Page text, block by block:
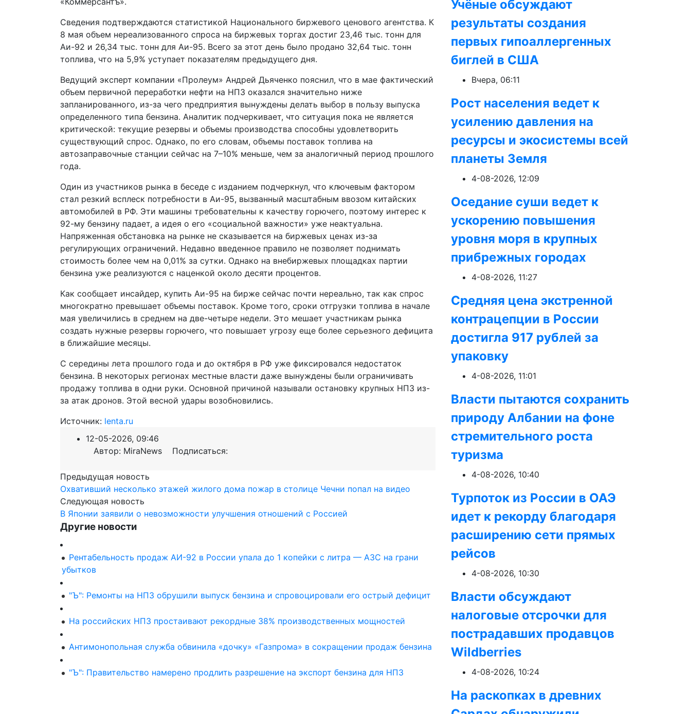
Сведения подтверждаются статистикой Национального биржевого ценового агентства. К
8 мая объем нереализованного спроса на биржевых торгах достиг 23,46 тыс. тонн для
Аи-92 и 26,34 тыс. тонн для Аи-95. Всего за этот день было продано 32,64 тыс. тонн
топлива, что на 5,9% уступает показателям предыдущего дня.
Ведущий эксперт компании «Пролеум» Андрей Дьяченко пояснил, что в мае фактический
объем первичной переработки нефти на НПЗ оказался значительно ниже
запланированного, из-за чего предприятия вынуждены делать выбор в пользу выпуска
определенного типа бензина. Аналитик подчеркивает, что ситуация пока не является
критической: текущие резервы и объемы производства способны удовлетворить
существующий спрос. Однако, по его словам, объемы поставок топлива на
автозаправочные станции сейчас на 7–10% меньше, чем за аналогичный период прошлого
года.
Один из участников рынка в беседе с изданием подчеркнул, что ключевым фактором
стал резкий всплеск потребности в Аи-95, вызванный масштабным ввозом китайских
автомобилей в РФ. Эти машины требовательны к качеству горючего, поэтому интерес к
92-му бензину падает, а идея о его «социальной важности» уже неактуальна.
Напряженная обстановка на рынке не сказывается на биржевых ценах из-за
регулирующих ограничений. Недавно введенное правило не позволяет поднимать
стоимость более чем на 0,01% за сутки. Однако на внебиржевых площадках партии
бензина уже реализуются с наценкой около десяти процентов.
Как сообщает инсайдер, купить Аи-95 на бирже сейчас почти нереально, так как спрос
многократно превышает объемы поставок. Кроме того, сроки отгрузки топлива в начале
мая увеличились в среднем на две-четыре недели. Это мешает участникам рынка
создать нужные резервы горючего, что повышает угрозу еще более серьезного дефицита
в ближайшие месяцы.
С середины лета прошлого года и до октября в РФ уже фиксировался недостаток
бензина. В некоторых регионах местные власти даже вынуждены были ограничивать
продажу топлива в одни руки. Основной причиной называли остановку крупных НПЗ из-
за атак дронов. Этой весной удары возобновились.
Источник: lenta.ru
12-05-2026, 09:46
Автор: MiraNews Подписаться:
Предыдущая новость
Охвативший несколько этажей жилого дома пожар в столице Чечни попал на видео
Следующая новость
В Японии заявили о невозможности улучшения отношений с Россией
Другие новости
Рентабельность продаж АИ-92 в России упала до 1 копейки с литра — АЗС на грани
убытков
"Ъ": Ремонты на НПЗ обрушили выпуск бензина и спровоцировали его острый дефицит
На российских НПЗ простаивают рекордные 38% производственных мощностей
Антимонопольная служба обвинила «дочку» «Газпрома» в сокращении продаж бензина
"Ъ": Правительство намерено продлить разрешение на экспорт бензина для НПЗ
Учёные обсуждают
результаты создания
первых гипоаллергенных
биглей в США
Вчера, 06:11
Рост населения ведет к
усилению давления на
ресурсы и экосистемы всей
планеты Земля
4-08-2026, 12:09
Оседание суши ведет к
ускорению повышения
уровня моря в крупных
прибрежных городах
4-08-2026, 11:27
Средняя цена экстренной
контрацепции в России
достигла 917 рублей за
упаковку
4-08-2026, 11:01
Власти пытаются сохранить
природу Албании на фоне
стремительного роста
туризма
4-08-2026, 10:40
Турпоток из России в ОАЭ
идет к рекорду благодаря
расширению сети прямых
рейсов
4-08-2026, 10:30
Власти обсуждают
налоговые отсрочки для
пострадавших продавцов
Wildberries
4-08-2026, 10:24
На раскопках в древних